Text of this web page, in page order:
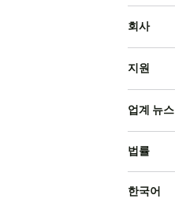
회사
지원
업계 뉴스
법률
한국어